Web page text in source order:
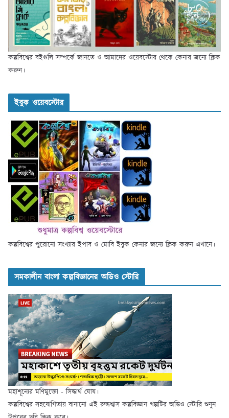
কল্পবিশ্বের বইগুলি সম্পর্কে জানতে ও আমাদের ওয়েবস্টোর থেকে কেনার জন্যে ক্লিক
করুন।
ইবুক ওয়েবস্টোর
কল্পবিশ্বের পুরোনো সংখ্যার ইপাব ও মোবি ইবুক কেনার জন্যে ক্লিক করুন এখানে।
সমকালীন বাংলা কল্পবিজ্ঞানের অডিও স্টোরি
মহাশূন্যের মণিমুক্তো - সিদ্ধার্থ ঘোষ।
কল্পবিশ্বের সহযোগিতায় বানানো এই রুদ্ধশ্বাস কল্পবিজ্ঞান গল্পটির অডিও স্টোরি শুনুন